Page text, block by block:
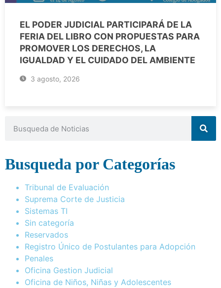
EL PODER JUDICIAL PARTICIPARÁ DE LA
FERIA DEL LIBRO CON PROPUESTAS PARA
PROMOVER LOS DERECHOS, LA
IGUALDAD Y EL CUIDADO DEL AMBIENTE
3 agosto, 2026
Busqueda por Categorías
Tribunal de Evaluación
Suprema Corte de Justicia
Sistemas TI
Sin categoría
Reservados
Registro Único de Postulantes para Adopción
Penales
Oficina Gestion Judicial
Oficina de Niños, Niñas y Adolescentes